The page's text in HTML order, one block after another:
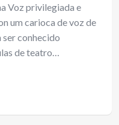
Voz privilegiada e
um carioca de voz de
conhecido
de teatro…